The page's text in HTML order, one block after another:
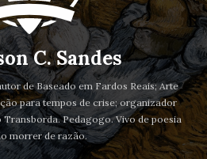
C. Sandes
de Baseado em Fardos Reais; Arte
para tempos de crise; organizador
Pedagogo. Vivo de poesia
morrer de razão.